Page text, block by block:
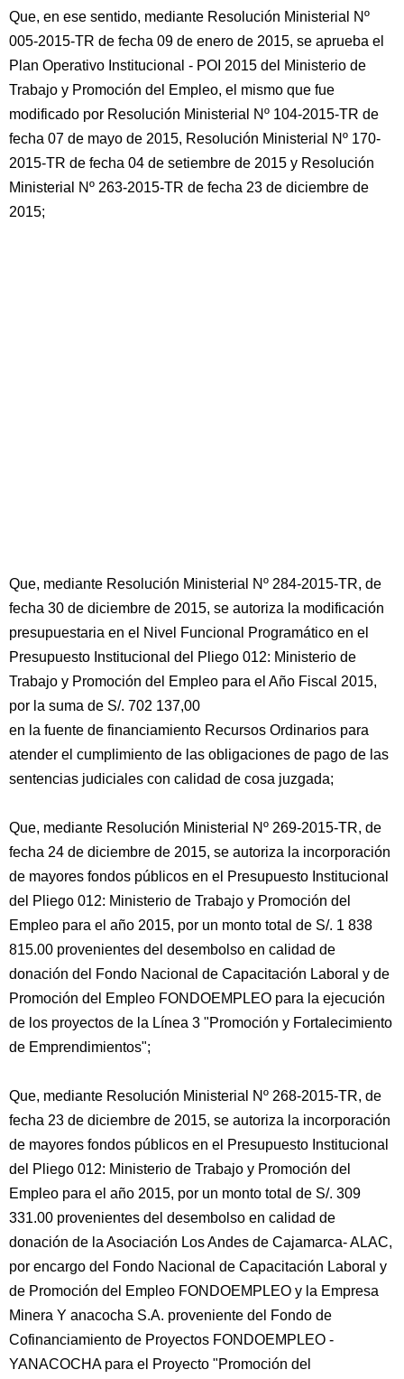
Que, en ese sentido, mediante Resolución Ministerial Nº
005-2015-TR de fecha 09 de enero de 2015, se aprueba el
Plan Operativo Institucional - POI 2015 del Ministerio de
Trabajo y Promoción del Empleo, el mismo que fue
modificado por Resolución Ministerial Nº 104-2015-TR de
fecha 07 de mayo de 2015, Resolución Ministerial Nº 170-
2015-TR de fecha 04 de setiembre de 2015 y Resolución
Ministerial Nº 263-2015-TR de fecha 23 de diciembre de
2015;
Que, mediante Resolución Ministerial Nº 284-2015-TR, de
fecha 30 de diciembre de 2015, se autoriza la modificación
presupuestaria en el Nivel Funcional Programático en el
Presupuesto Institucional del Pliego 012: Ministerio de
Trabajo y Promoción del Empleo para el Año Fiscal 2015,
por la suma de S/. 702 137,00
en la fuente de financiamiento Recursos Ordinarios para
atender el cumplimiento de las obligaciones de pago de las
sentencias judiciales con calidad de cosa juzgada;
Que, mediante Resolución Ministerial Nº 269-2015-TR, de
fecha 24 de diciembre de 2015, se autoriza la incorporación
de mayores fondos públicos en el Presupuesto Institucional
del Pliego 012: Ministerio de Trabajo y Promoción del
Empleo para el año 2015, por un monto total de S/. 1 838
815.00 provenientes del desembolso en calidad de
donación del Fondo Nacional de Capacitación Laboral y de
Promoción del Empleo FONDOEMPLEO para la ejecución
de los proyectos de la Línea 3 "Promoción y Fortalecimiento
de Emprendimientos";
Que, mediante Resolución Ministerial Nº 268-2015-TR, de
fecha 23 de diciembre de 2015, se autoriza la incorporación
de mayores fondos públicos en el Presupuesto Institucional
del Pliego 012: Ministerio de Trabajo y Promoción del
Empleo para el año 2015, por un monto total de S/. 309
331.00 provenientes del desembolso en calidad de
donación de la Asociación Los Andes de Cajamarca- ALAC,
por encargo del Fondo Nacional de Capacitación Laboral y
de Promoción del Empleo FONDOEMPLEO y la Empresa
Minera Y anacocha S.A. proveniente del Fondo de
Cofinanciamiento de Proyectos FONDOEMPLEO -
YANACOCHA para el Proyecto "Promoción del